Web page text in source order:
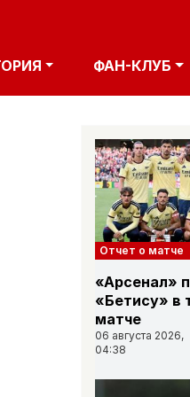
ФАН-КЛУБ
Отчет о матче
«Арсенал»
«Бетису» в
матче
06 августа 2026,
04:38